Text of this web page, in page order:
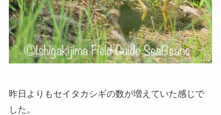
昨日よりもセイタカシギの数が増えていた感じで
した。